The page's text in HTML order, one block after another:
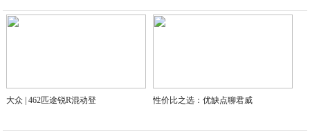
2020-03-03
大众 | 462匹途锐R混动登 性价比之选：优缺点聊君威